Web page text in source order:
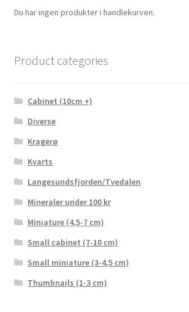
Du har ingen produkter i handlekurven.
Product categories
Cabinet (10cm +)
Diverse
Kragerø
Kvarts
Langesundsfjorden/Tvedalen
Mineraler under 100 kr
Miniature (4,5-7 cm)
Small cabinet (7-10 cm)
Small miniature (3-4,5 cm)
Thumbnails (1-3 cm)